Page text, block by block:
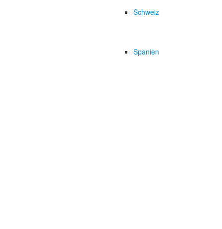
Schweiz
Spanien